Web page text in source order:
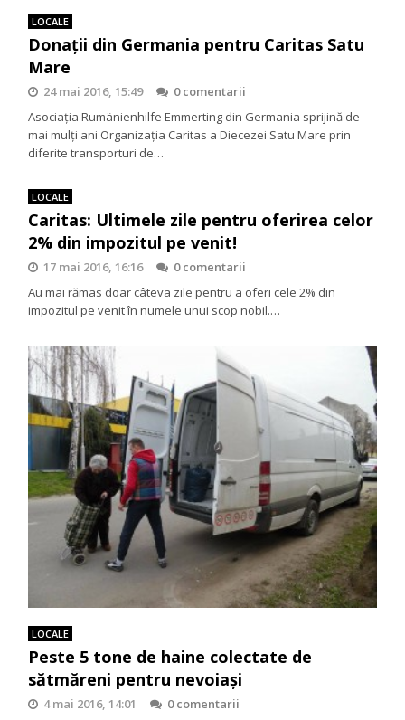
LOCALE
Donaţii din Germania pentru Caritas Satu
Mare
24 mai 2016, 15:49
0 comentarii
Asociaţia Rumänienhilfe Emmerting din Germania sprijină de
mai mulţi ani Organizaţia Caritas a Diecezei Satu Mare prin
diferite transporturi de…
LOCALE
Caritas: Ultimele zile pentru oferirea celor
2% din impozitul pe venit!
17 mai 2016, 16:16
0 comentarii
Au mai rămas doar câteva zile pentru a oferi cele 2% din
impozitul pe venit în numele unui scop nobil.…
LOCALE
Peste 5 tone de haine colectate de
sătmăreni pentru nevoiași
4 mai 2016, 14:01
0 comentarii